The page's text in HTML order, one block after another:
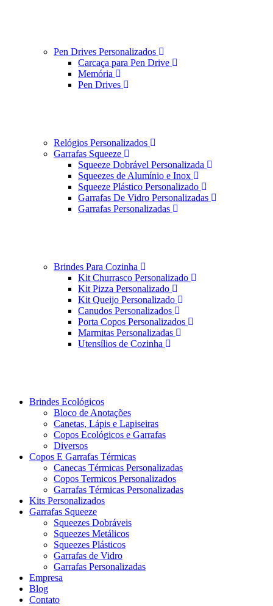
Pen Drives Personalizados
Carcaça para Pen Drive
Memória
Pen Drives
Relógios Personalizados
Garrafas Squeeze
Squeeze Dobrável Personalizada
Squeezes de Alumínio e Inox
Squeeze Plástico Personalizado
Garrafas De Vidro Personalizadas
Garrafas Personalizadas
Brindes Para Cozinha
Kit Churrasco Personalizado
Kit Pizza Personalizado
Kit Queijo Personalizado
Canudos Personalizados
Porta Copos Personalizados
Marmitas Personalizadas
Utensílios de Cozinha
Brindes Ecológicos
Bloco de Anotações
Canetas, Lápis e Lapiseiras
Copos Ecológicos e Garrafas
Diversos
Copos E Garrafas Térmicas
Canecas Térmicas Personalizadas
Copos Termicos Personalizados
Garrafas Térmicas Personalizadas
Kits Personalizados
Garrafas Squeeze
Squeezes Dobráveis
Squeezes Metálicos
Squeezes Plásticos
Garrafas de Vidro
Garrafas Personalizadas
Empresa
Blog
Contato